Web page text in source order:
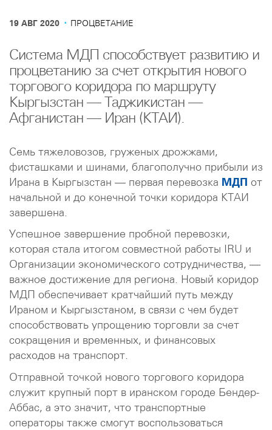
19 АВГ 2020 · ПРОЦВЕТАНИЕ
Система МДП способствует развитию и
процветанию за счет открытия нового
торгового коридора по маршруту
Кыргызстан — Таджикистан —
Афганистан — Иран (КТАИ).
Семь тяжеловозов, груженых дрожжами,
фисташками и шинами, благополучно прибыли из
Ирана в Кыргызстан — первая перевозка МДП от
начальной и до конечной точки коридора КТАИ
завершена.
Успешное завершение пробной перевозки,
которая стала итогом совместной работы IRU и
Организации экономического сотрудничества, —
важное достижение для региона. Новый коридор
МДП обеспечивает кратчайший путь между
Ираном и Кыргызстаном, в связи с чем будет
способствовать упрощению торговли за счет
сокращения и временных, и финансовых
расходов на транспорт.
Отправной точкой нового торгового коридора
служит крупный порт в иранском городе Бендер-
Аббас, а это значит, что транспортные
операторы также смогут воспользоваться